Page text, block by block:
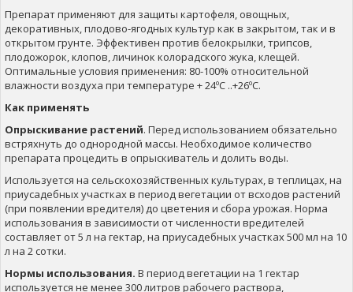
Препарат применяют для защиты картофеля, овощных,
декоративных, плодово-ягодных культур как в закрытом, так и в
открытом грунте. Эффективен против белокрылки, трипсов,
плодожорок, клопов, личинок колорадского жука, клещей.
Оптимальные условия применения: 80-100% относительной
влажности воздуха при температуре + 24ºC ..+26ºC.
Как применять
Опрыскивание растений. Перед использованием обязательно
встряхнуть до однородной массы. Необходимое количество
препарата процедить в опрыскиватель и долить воды.
Используется на сельскохозяйственных культурах, в теплицах, на
приусадебных участках в период вегетации от всходов растений
(при появлении вредителя) до цветения и сбора урожая. Норма
использования в зависимости от численности вредителей
составляет от 5 л на гектар, на приусадебных участках 500 мл на 10
л на 2 сотки.
Нормы использования. В период вегетации на 1 гектар
используется не менее 300 литров рабочего раствора,